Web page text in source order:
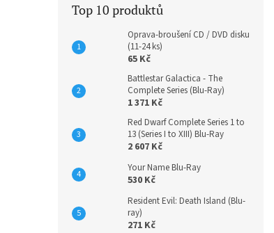
Top 10 produktů
Oprava-broušení CD / DVD disku
(11-24 ks)
65 Kč
Battlestar Galactica - The
Complete Series (Blu-Ray)
1 371 Kč
Red Dwarf Complete Series 1 to
13 (Series I to XIII) Blu-Ray
2 607 Kč
Your Name Blu-Ray
530 Kč
Resident Evil: Death Island (Blu-
ray)
271 Kč